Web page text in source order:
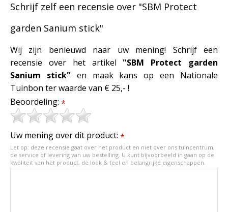
Schrijf zelf een recensie over "SBM Protect
garden Sanium stick"
Wij zijn benieuwd naar uw mening! Schrijf een
recensie over het artikel "SBM Protect garden
Sanium stick" en maak kans op een Nationale
Tuinbon ter waarde van € 25,- !
Beoordeling: *
Uw mening over dit product: *
Let op: deze recensie gaat over het product en niet over ons tuincentrum,
de service of levering van uw bestelling. U kunt bijvoorbeeld in gaan op de
kwaliteit van het product, de look & feel en belangrijke eigenschappen.